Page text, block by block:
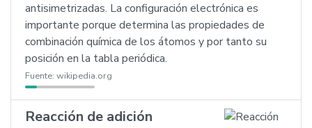
antisimetrizadas. La configuración electrónica es
importante porque determina las propiedades de
combinación química de los átomos y por tanto su
posición en la tabla periódica.
Fuente: wikipedia.org
Reacción de adición